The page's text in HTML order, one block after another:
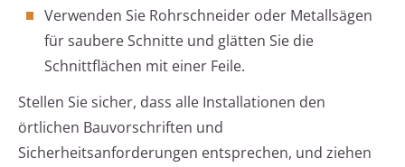
Verwenden Sie Rohrschneider oder Metallsägen
für saubere Schnitte und glätten Sie die
Schnittflächen mit einer Feile.
Stellen Sie sicher, dass alle Installationen den
örtlichen Bauvorschriften und
Sicherheitsanforderungen entsprechen, und ziehen